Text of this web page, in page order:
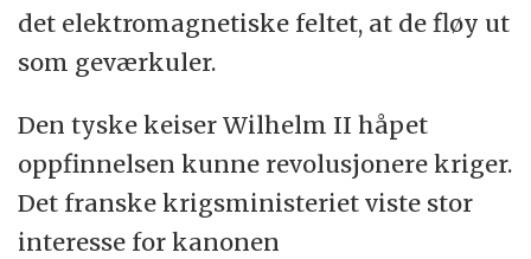
det elektromagnetiske feltet, at de fløy ut
som geværkuler.
Den tyske keiser Wilhelm II håpet
oppfinnelsen kunne revolusjonere kriger.
Det franske krigsministeriet viste stor
interesse for kanonen